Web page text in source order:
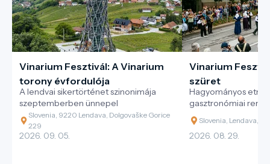
Vinarium Fesztivál: A Vinarium
torony évfordulója
A lendvai sikertörténet szinonimája
szeptemberben ünnepel
Slovenia, 9220 Lendava, Dolgovaške Gorice
229
2026. 09. 05.
Vinarium
szüret
Hagyományos
gasztronómiai
Slovenia, Lendava,
2026. 08. 29.